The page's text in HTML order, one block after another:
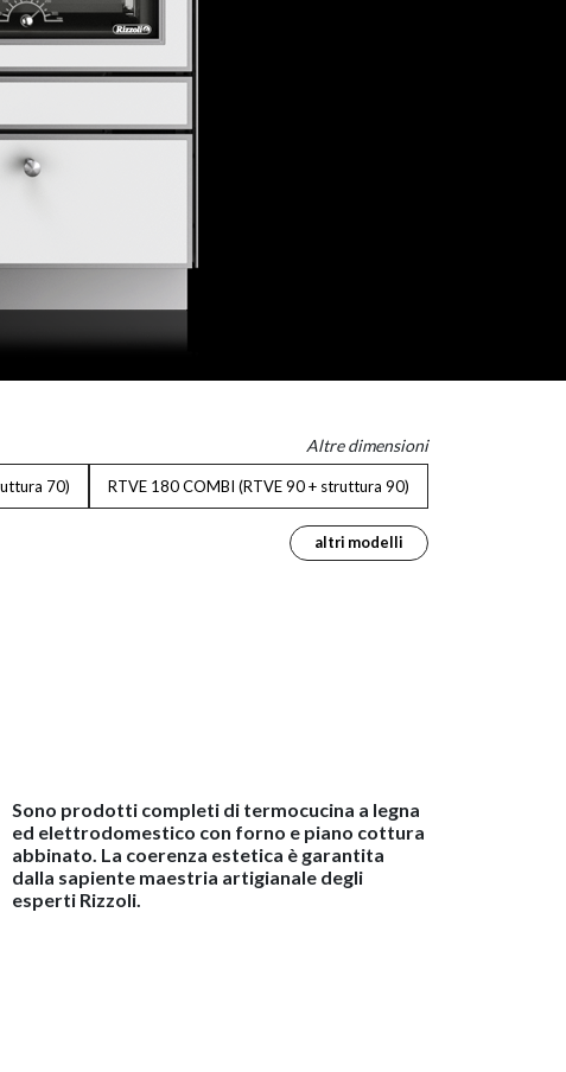
Altre dimensioni
70) RTVE 180 COMBI (RTVE 90 + struttura 90)
altri modelli
Sono prodotti completi di termocucina a legna
ed elettrodomestico con forno e piano cottura
abbinato. La coerenza estetica è garantita
dalla sapiente maestria artigianale degli
esperti Rizzoli.